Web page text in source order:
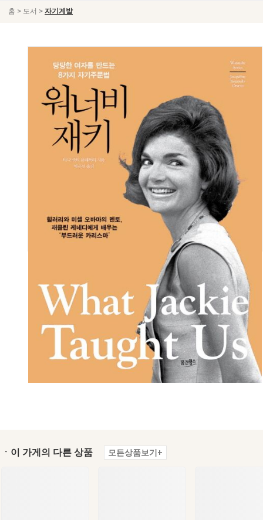
홈 > 도서 > 자기계발
ㆍ이 가게의 다른 상품 모든상품보기+